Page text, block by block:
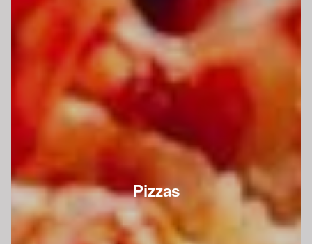
Pizzas